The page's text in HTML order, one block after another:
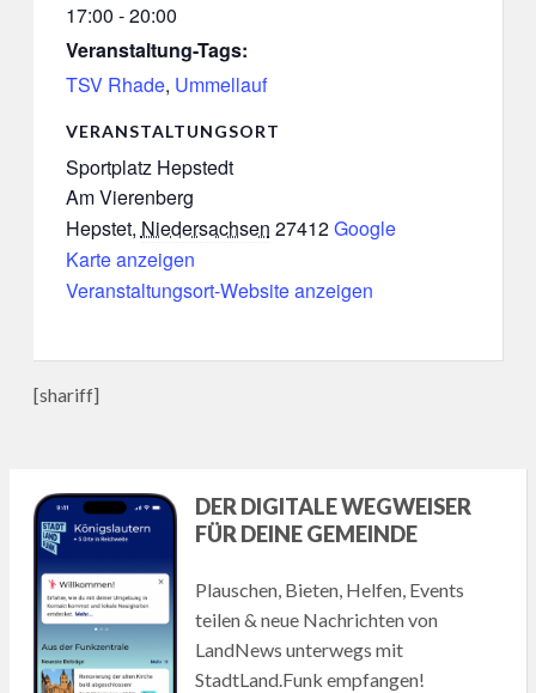
17:00 - 20:00
Veranstaltung-Tags:
TSV Rhade, Ummellauf
VERANSTALTUNGSORT
Sportplatz Hepstedt
Am Vierenberg
Hepstet, Niedersachsen 27412Google
Karte anzeigen
Veranstaltungsort-Website anzeigen
[shariff]
DER DIGITALE WEGWEISER
FÜR DEINE GEMEINDE
Plauschen, Bieten, Helfen, Events
teilen & neue Nachrichten von
LandNews unterwegs mit
StadtLand.Funk empfangen!